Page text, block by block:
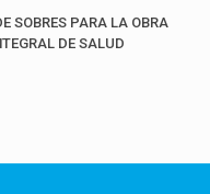
SOBRES PARA LA OBRA
DE SALUD